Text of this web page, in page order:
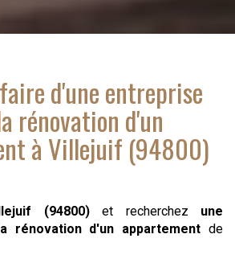
d'une entreprise
rénovation d'un
à Villejuif (94800)
(94800)et recherchez une
rénovation d'un appartement de